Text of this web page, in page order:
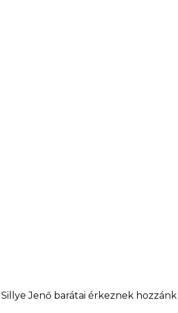
Jenő barátai érkeznek